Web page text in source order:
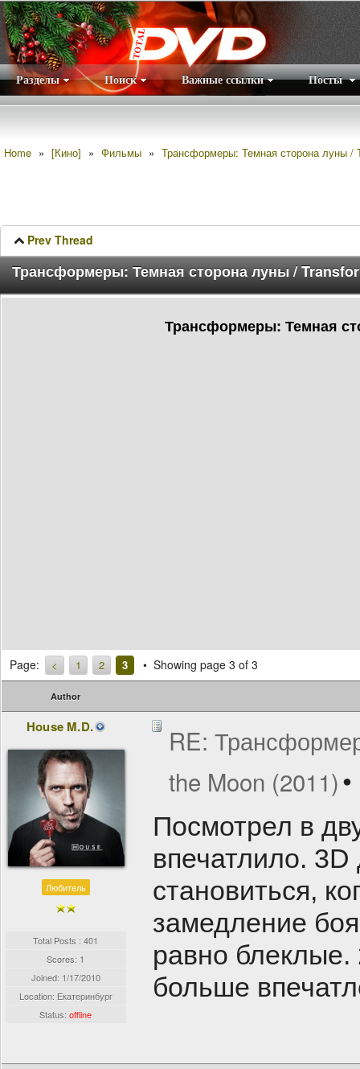
Разделы Поиск Важные ссылки Посты
Home » [Кино] » Фильмы » Трансформеры: Темная сторона луны /
Prev Thread
Трансформеры: Темная сторона луны /
Трансформеры: Темная
Page: < 1 2 3 Showing page 3 of 3
Author
House M.D.
Любитель
Total Posts : 401
Scores: 1
Joined: 1/17/2010
Location: Екатеринбург
Status:offline
RE:
the Moon (2011)
Посмотрел в
впечатлило.
становиться,
замедление
равно
больше